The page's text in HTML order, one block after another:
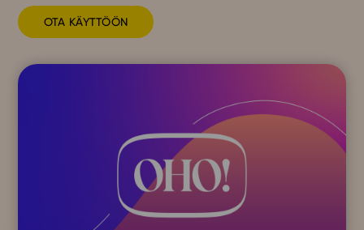
OTA KÄYTTÖÖN